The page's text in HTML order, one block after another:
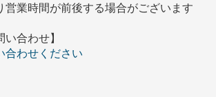
業時間が前後する場合がございます
い合わせ】
合わせください